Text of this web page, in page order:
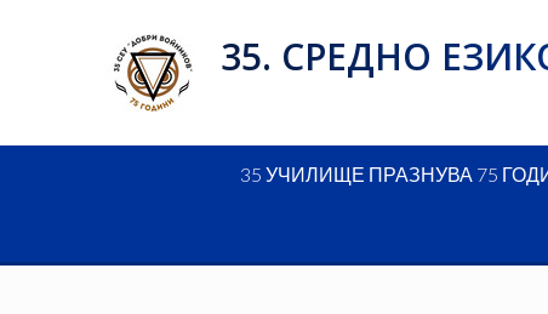
35. СРЕДНО
35 УЧИЛИЩЕ ПРАЗНУВА 75